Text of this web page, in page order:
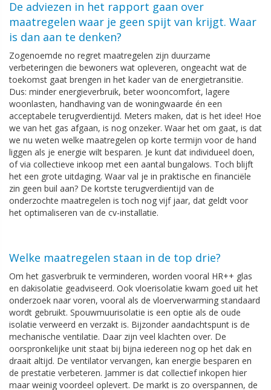
De adviezen in het rapport gaan over
maatregelen waar je geen spijt van krijgt. Waar
is dan aan te denken?
Zogenoemde no regret maatregelen zijn duurzame
verbeteringen die bewoners wat opleveren, ongeacht wat de
toekomst gaat brengen in het kader van de energietransitie.
Dus: minder energieverbruik, beter wooncomfort, lagere
woonlasten, handhaving van de woningwaarde én een
acceptabele terugverdientijd. Meters maken, dat is het idee! Hoe
we van het gas afgaan, is nog onzeker. Waar het om gaat, is dat
we nu weten welke maatregelen op korte termijn voor de hand
liggen als je energie wilt besparen. Je kunt dat individueel doen,
of via collectieve inkoop met een aantal bungalows. Toch blijft
het een grote uitdaging. Waar val je in praktische en financiële
zin geen buil aan? De kortste terugverdientijd van de
onderzochte maatregelen is toch nog vijf jaar, dat geldt voor
het optimaliseren van de cv-installatie.
Welke maatregelen staan in de top drie?
Om het gasverbruik te verminderen, worden vooral HR++ glas
en dakisolatie geadviseerd. Ook vloerisolatie kwam goed uit het
onderzoek naar voren, vooral als de vloerverwarming standaard
wordt gebruikt. Spouwmuurisolatie is een optie als de oude
isolatie verweerd en verzakt is. Bijzonder aandachtspunt is de
mechanische ventilatie. Daar zijn veel klachten over. De
oorspronkelijke unit staat bij bijna iedereen nog op het dak en
draait altijd. De ventilator vervangen, kan energie besparen en
de prestatie verbeteren. Jammer is dat collectief inkopen hier
maar weinig voordeel oplevert. De markt is zo overspannen, de